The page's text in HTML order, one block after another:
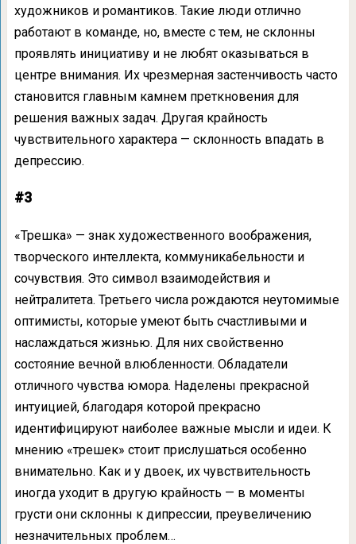
художников и романтиков. Такие люди отлично
работают в команде, но, вместе с тем, не склонны
проявлять инициативу и не любят оказываться в
центре внимания. Их чрезмерная застенчивость часто
становится главным камнем преткновения для
решения важных задач. Другая крайность
чувствительного характера — склонность впадать в
депрессию.
#3
«Трешка» — знак художественного воображения,
творческого интеллекта, коммуникабельности и
сочувствия. Это символ взаимодействия и
нейтралитета. Третьего числа рождаются неутомимые
оптимисты, которые умеют быть счастливыми и
наслаждаться жизнью. Для них свойственно
состояние вечной влюбленности. Обладатели
отличного чувства юмора. Наделены прекрасной
интуицией, благодаря которой прекрасно
идентифицируют наиболее важные мысли и идеи. К
мнению «трешек» стоит прислушаться особенно
внимательно. Как и у двоек, их чувствительность
иногда уходит в другую крайность — в моменты
грусти они склонны к дипрессии, преувеличению
незначительных проблем…